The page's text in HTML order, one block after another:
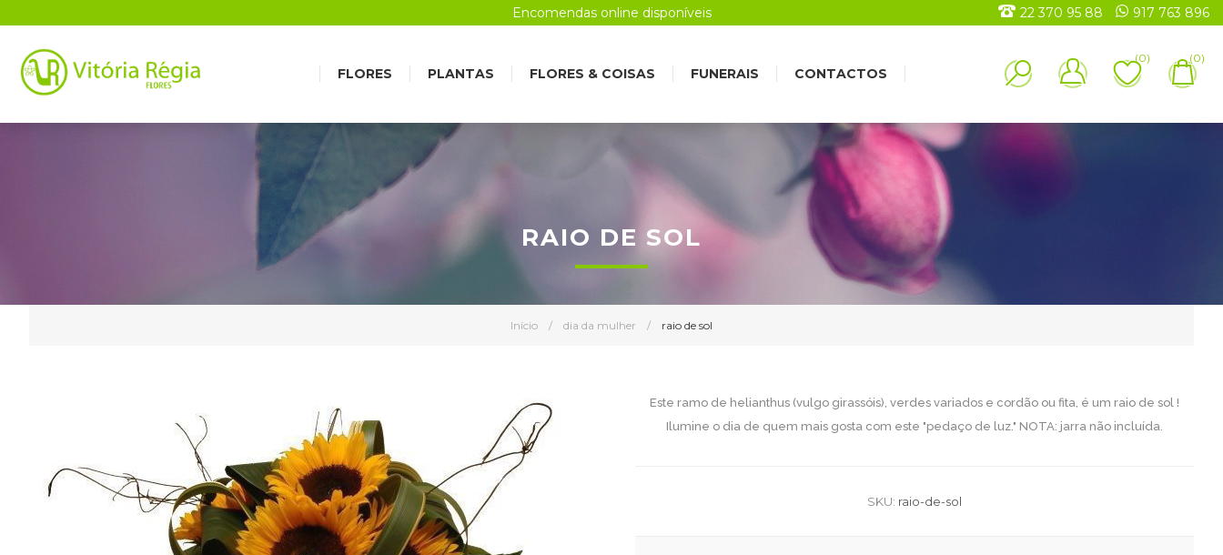
Encomendas online disponíveis 22 370 95 88 917 763 896
FLORES PLANTAS FLORES & COISAS FUNERAIS CONTACTOS
(0) (0)
Início / dia da mulher / raio de sol
RAIO DE SOL
Este ramo de helianthus (vulgo girassóis), verdes variados e cordão ou fita, é um raio de sol !
Ilumine o dia de quem mais gosta com este "pedaço de luz." NOTA: jarra não incluída.
SKU: raio-de-sol